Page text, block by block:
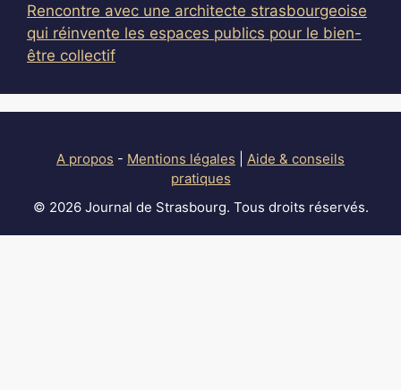
Rencontre avec une architecte strasbourgeoise
qui réinvente les espaces publics pour le bien-
être collectif
A propos - Mentions légales
Aide & conseils
pratiques
© 2026 Journal de Strasbourg. Tous droits réservés.